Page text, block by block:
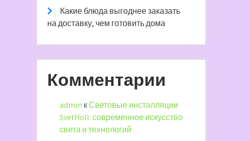
Какие блюда выгоднее заказать
на доставку, чем готовить дома
Комментарии
admin кСветовые инсталляции
SvetHoll: современное искусство
света и технологий